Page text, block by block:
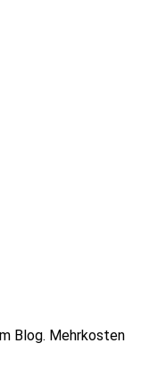
Blog. Mehrkosten